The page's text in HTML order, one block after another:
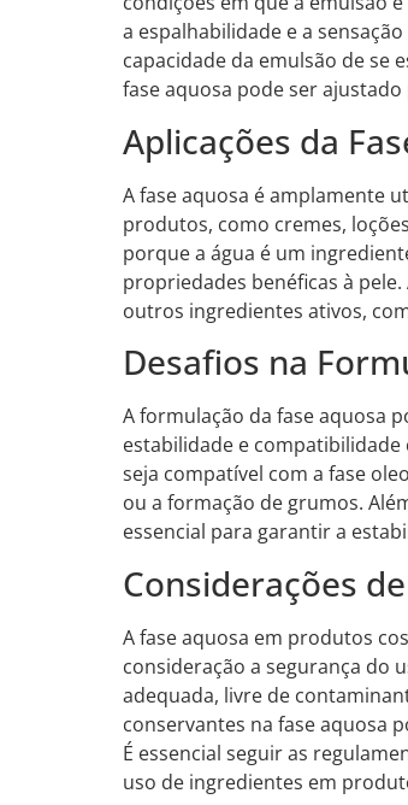
a espalhabilidade e a
capacidade da emulsão de se
fase aquosa pode ser
Aplicações da
A fase aquosa é amplamente
produtos, como cremes,
porque a água é um
propriedades benéficas à
outros ingredientes ativos,
Desafios na
A formulação da fase aquosa
estabilidade e
seja compatível com a fase
ou a formação de grumos.
essencial para garantir a
Considerações
A fase aquosa em produtos
consideração a segurança do
adequada, livre de
conservantes na fase aquosa
É essencial seguir as
uso de ingredientes em